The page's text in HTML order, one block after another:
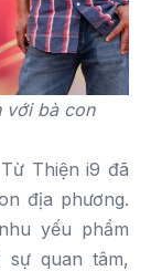
với bà con
Thiện i9 đã
địa phương.
yếu phẩm
quan tâm,